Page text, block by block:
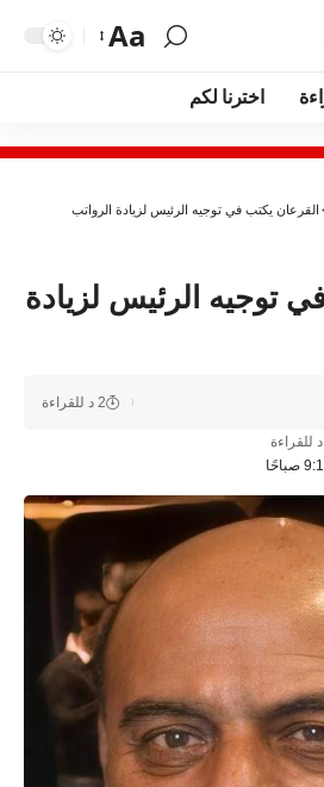
Aa
اخترنا لكم
القرعان يكتب في توجيه الرئيس لزيادة الرواتب
توجيه الرئيس لزيادة
2 د للقراءة